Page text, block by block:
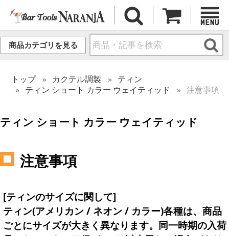
商品カテゴリを見る
トップ カクテル調製
ティン
ティン ショート カラー ウェイティッド
注意事項
ティン ショート カラー ウェイティッド
注意事項
[ティンのサイズに関して]
ティン(アメリカン / ネオン / カラー)各種は、商品
ごとにサイズが大きく異なります。同一時期の入荷